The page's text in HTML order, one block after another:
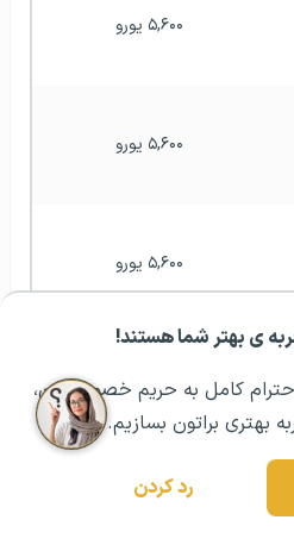
ی بهتر شما هستند!
احترام کامل به حریم خصوصیتون،
بهتری براتون بسازیم.
رد کردن
رزرو مشاوره تخصصی
۵,۶۰۰ یورو
۵,۶۰۰ یورو
۵,۶۰۰ یورو
۵۶۰۰ یورو
۵,۶۰۰ یورو